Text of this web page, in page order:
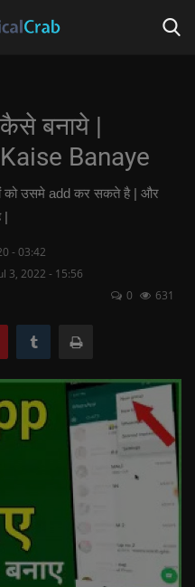
बनाये |
Banaye
को उसमे add कर सकते है | और
|
- 03:42
3, 2022 - 15:56
0
631